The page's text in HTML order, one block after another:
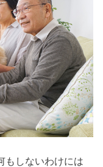
もしないわけには